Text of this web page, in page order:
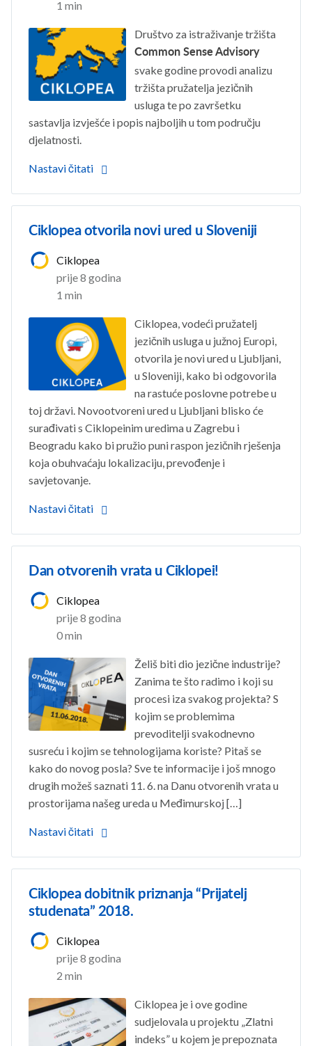
1 min
Društvo za istraživanje tržišta
Common Sense Advisory
svake godine provodi analizu
tržišta pružatelja jezičnih
usluga te po završetku
sastavlja izvješće i popis najboljih u tom području
djelatnosti.
Nastavi čitati
Ciklopea otvorila novi ured u Sloveniji
Ciklopea
prije 8 godina
1 min
Ciklopea, vodeći pružatelj
jezičnih usluga u južnoj Europi,
otvorila je novi ured u Ljubljani,
u Sloveniji, kako bi odgovorila
na rastuće poslovne potrebe u
toj državi. Novootvoreni ured u Ljubljani blisko će
surađivati s Ciklopeinim uredima u Zagrebu i
Beogradu kako bi pružio puni raspon jezičnih rješenja
koja obuhvaćaju lokalizaciju, prevođenje i
savjetovanje.
Nastavi čitati
Dan otvorenih vrata u Ciklopei!
Ciklopea
prije 8 godina
0 min
Želiš biti dio jezične industrije?
Zanima te što radimo i koji su
procesi iza svakog projekta? S
kojim se problemima
prevoditelji svakodnevno
susreću i kojim se tehnologijama koriste? Pitaš se
kako do novog posla? Sve te informacije i još mnogo
drugih možeš saznati 11. 6. na Danu otvorenih vrata u
prostorijama našeg ureda u Međimurskoj […]
Nastavi čitati
Ciklopea dobitnik priznanja “Prijatelj
studenata” 2018.
Ciklopea
prije 8 godina
2 min
Ciklopea je i ove godine
sudjelovala u projektu „Zlatni
indeks” u kojem je prepoznata